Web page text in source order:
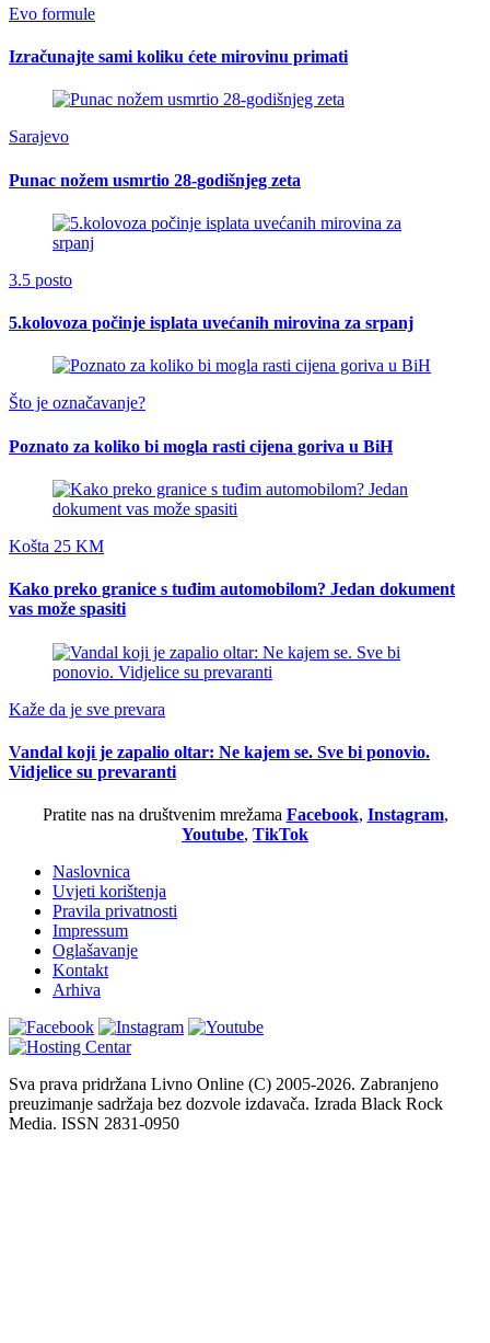
Evo formule
Izračunajte sami koliku ćete mirovinu primati
Sarajevo
Punac nožem usmrtio 28-godišnjeg zeta
3.5 posto
5.kolovoza počinje isplata uvećanih mirovina za srpanj
Što je označavanje?
Poznato za koliko bi mogla rasti cijena goriva u BiH
Košta 25 KM
Kako preko granice s tuđim automobilom? Jedan dokument
vas može spasiti
Kaže da je sve prevara
Vandal koji je zapalio oltar: Ne kajem se. Sve bi ponovio.
Vidjelice su prevaranti
Pratite nas na društvenim mrežama Facebook, Instagram,
Youtube, TikTok
Naslovnica
Uvjeti korištenja
Pravila privatnosti
Impressum
Oglašavanje
Kontakt
Arhiva
Sva prava pridržana Livno Online (C) 2005-2026. Zabranjeno
preuzimanje sadržaja bez dozvole izdavača. Izrada Black Rock
Media. ISSN 2831-0950